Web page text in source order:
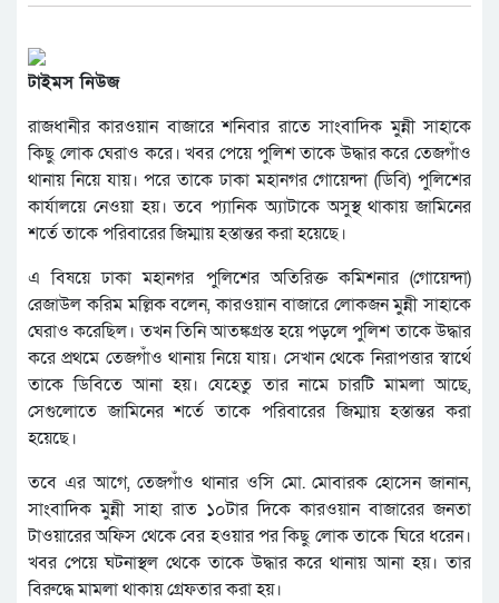
টাইমস নিউজ
রাজধানীর কারওয়ান বাজারে শনিবার রাতে সাংবাদিক মুন্নী সাহাকে
কিছু লোক ঘেরাও করে। খবর পেয়ে পুলিশ তাকে উদ্ধার করে তেজগাঁও
থানায় নিয়ে যায়। পরে তাকে ঢাকা মহানগর গোয়েন্দা (ডিবি) পুলিশের
কার্যালয়ে নেওয়া হয়। তবে প্যানিক অ্যাটাকে অসুস্থ থাকায় জামিনের
শর্তে তাকে পরিবারের জিম্মায় হস্তান্তর করা হয়েছে।
এ বিষয়ে ঢাকা মহানগর পুলিশের অতিরিক্ত কমিশনার (গোয়েন্দা)
রেজাউল করিম মল্লিক বলেন, কারওয়ান বাজারে লোকজন মুন্নী সাহাকে
ঘেরাও করেছিল। তখন তিনি আতঙ্কগ্রস্ত হয়ে পড়লে পুলিশ তাকে উদ্ধার
করে প্রথমে তেজগাঁও থানায় নিয়ে যায়। সেখান থেকে নিরাপত্তার স্বার্থে
তাকে ডিবিতে আনা হয়। যেহেতু তার নামে চারটি মামলা আছে,
সেগুলোতে জামিনের শর্তে তাকে পরিবারের জিম্মায় হস্তান্তর করা
হয়েছে।
তবে এর আগে, তেজগাঁও থানার ওসি মো. মোবারক হোসেন জানান,
সাংবাদিক মুন্নী সাহা রাত ১০টার দিকে কারওয়ান বাজারের জনতা
টাওয়ারের অফিস থেকে বের হওয়ার পর কিছু লোক তাকে ঘিরে ধরেন।
খবর পেয়ে ঘটনাস্থল থেকে তাকে উদ্ধার করে থানায় আনা হয়। তার
বিরুদ্ধে মামলা থাকায় গ্রেফতার করা হয়।